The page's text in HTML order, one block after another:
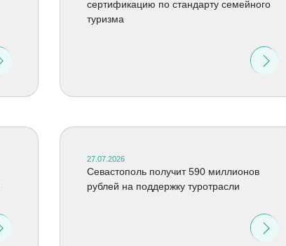
сертификацию по стандарту семейного
туризма
27.07.2026
Севастополь получит 590 миллионов
рублей на поддержку туротрасли